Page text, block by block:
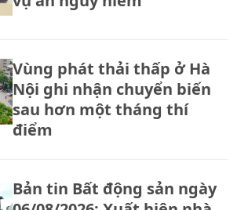
Vùng phát thải thấp ở Hà
Nội ghi nhận chuyển biến
sau hơn một tháng thí
điểm
Bản tin Bất động sản ngày